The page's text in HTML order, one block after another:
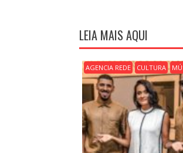
G
A
Ç
Ã
O
E
P
O
S
LEIA MAIS AQUI
AGENCIA REDE CULTURA